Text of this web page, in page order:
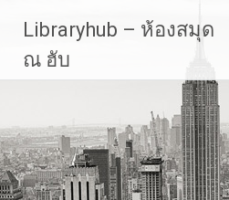
content
Libraryhub – ห้องสมุด
ณ ฮับ